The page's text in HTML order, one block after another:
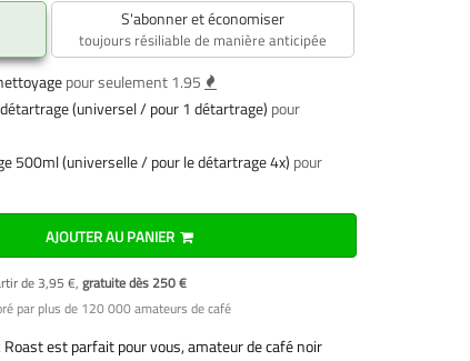
S'abonner et économiser
toujours résiliable de manière anticipée
pour seulement 1.95
(universel / pour 1 détartrage) pour
500ml (universelle / pour le détartrage 4x) pour
AJOUTER AU PANIER
de 3,95 €, gratuite dès 250 €
par plus de 120 000 amateurs de café
Roast est parfait pour vous, amateur de café noir